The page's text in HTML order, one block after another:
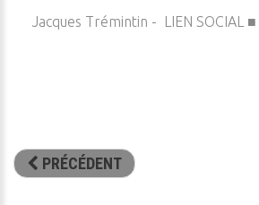
Jacques Trémintin - LIEN SOCIAL
PRÉCÉDENT